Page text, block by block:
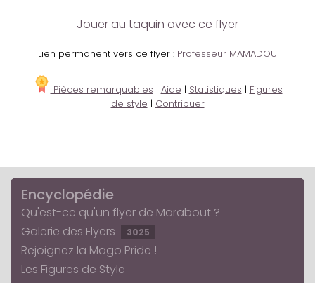
Jouer au taquin avec ce flyer
Lien permanent vers ce flyer : Professeur MAMADOU
Pièces remarquables | Aide | Statistiques | Figures
de style | Contribuer
Encyclopédie
Qu'est-ce qu'un flyer de Marabout ?
Galerie des Flyers
3025
Rejoignez la Mago Pride !
Les Figures de Style